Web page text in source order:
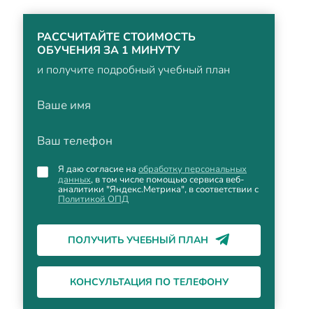
РАССЧИТАЙТЕ СТОИМОСТЬ
ОБУЧЕНИЯ ЗА 1 МИНУТУ
и получите подробный учебный план
Ваше имя
Ваш телефон
Я даю согласие на обработку персональных
данных, в том числе помощью сервиса веб-
аналитики "Яндекс.Метрика", в соответствии с
Политикой ОПД
ПОЛУЧИТЬ УЧЕБНЫЙ ПЛАН
КОНСУЛЬТАЦИЯ ПО ТЕЛЕФОНУ